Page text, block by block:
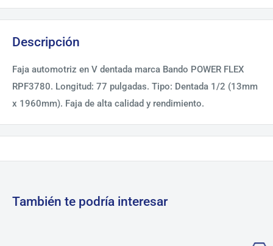
Descripción
Faja automotriz en V dentada marca Bando POWER FLEX
RPF3780. Longitud: 77 pulgadas. Tipo: Dentada 1/2 (13mm
x 1960mm). Faja de alta calidad y rendimiento.
También te podría interesar